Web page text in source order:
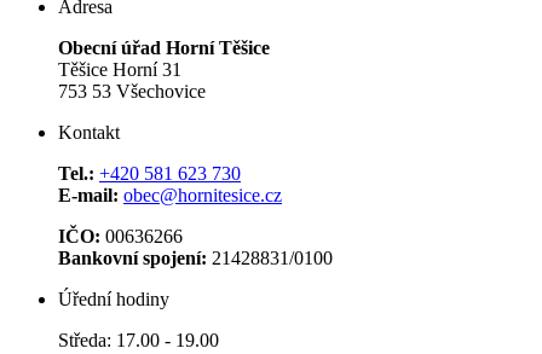
Adresa
Obecní úřad Horní Těšice
Těšice Horní 31
753 53 Všechovice
Kontakt
Tel.: +420 581 623 730
E-mail: obec@hornitesice.cz
IČO: 00636266
Bankovní spojení: 21428831/0100
Úřední hodiny
Středa: 17.00 - 19.00